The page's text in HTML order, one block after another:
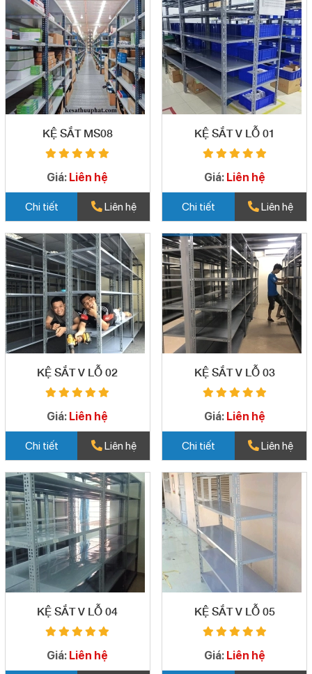
KỆ SẮT MS08
Giá: Liên hệ
Chi tiết Liên hệ
KỆ SẮT V LỖ 01
Giá: Liên hệ
Chi tiết Liên hệ
KỆ SẮT V LỖ 02
Giá: Liên hệ
Chi tiết Liên hệ
KỆ SẮT V LỖ 03
Giá: Liên hệ
Chi tiết Liên hệ
KỆ SẮT V LỖ 04
Giá: Liên hệ
KỆ SẮT V LỖ 05
Giá: Liên hệ